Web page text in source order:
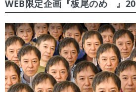
WEB限定企画『板尾のめ゙』